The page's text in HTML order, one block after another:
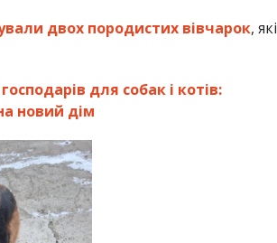
двох породистих вівчарок, які
для собак і котів:
новий дім